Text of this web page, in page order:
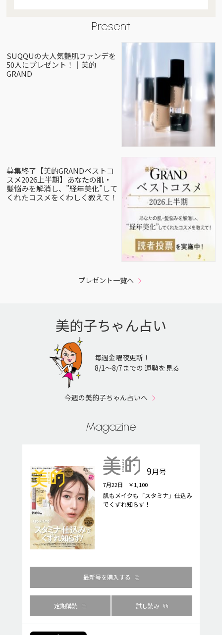
Present
SUQQUの大人気艶肌ファンデを
50人にプレゼント！｜美的
GRAND
募集終了【美的GRANDベストコ
スメ2026上半期】あなたの肌・
髪悩みを解消し、”経年美化”して
くれたコスメをくわしく教えて！
プレゼント一覧へ
美的子ちゃん占い
毎週金曜夜更新！
8/1〜8/7までの 運勢を見る
今週の美的子ちゃん占いへ
Magazine
9月号
7月22日 ￥1,100
肌もメイクも「スタミナ」仕込み
でくずれ知らず！
最新号を購入する
定期購読 試し読み